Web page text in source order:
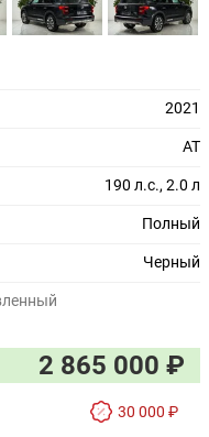
2021
AT
190 л.с., 2.0 л
Полный
Черный
2 865 000 ₽
30 000 ₽